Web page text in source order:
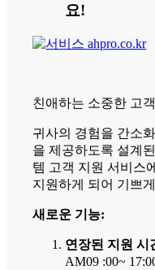
요!
친애하는 소중한 고
귀사의 경험을 간소
을 제공하도록 설계
템 고객 지원 서비스
지원하게 되어 기쁘
새로운 기능:
연장된 지원 시
AM09 :00~